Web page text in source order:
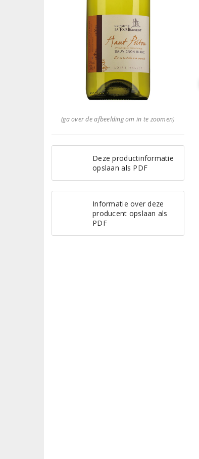
(ga over de afbeelding om in te zoomen)
Deze productinformatie
opslaan als PDF
Informatie over deze
producent opslaan als
PDF